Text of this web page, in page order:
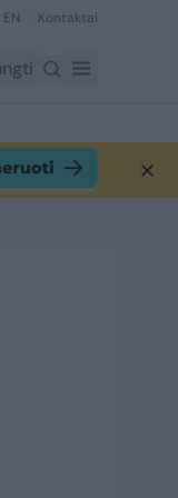
Kontaktai